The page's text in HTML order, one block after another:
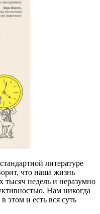
литературе
что наша жизнь
тысяч недель и неразумно
Нам никогда
этом и есть вся суть